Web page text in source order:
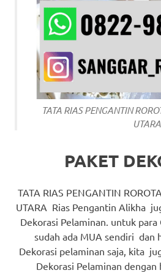
TATA RIAS PENGANTIN
UTARA
PAKET
TATA RIAS PENGANTIN
UTARA Rias Pengantin Alikha
Dekorasi Pelaminan. untuk
sudah ada MUA sendiri dan
Dekorasi pelaminan saja, kita
Dekorasi Pelaminan dengan